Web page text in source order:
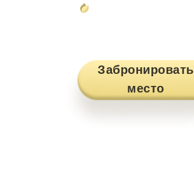
Забронировать
место